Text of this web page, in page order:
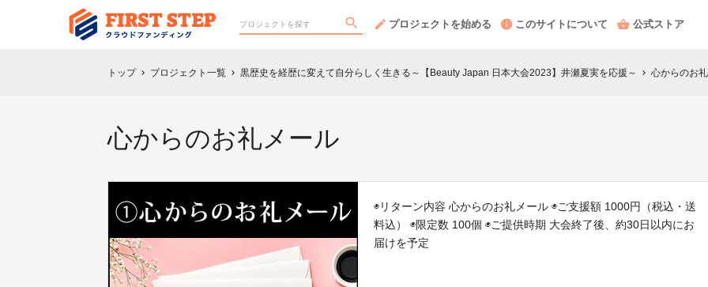
プロジェクトを始める このサイトについて 公式ストア
トップ chevron_right プロジェクト一覧 chevron_right 黒歴史を経歴に変えて自分らしく生きる～【Beauty Japan 日本大会2023】井瀬夏実を応援～ chevron_right 心からのお
心からのお礼メール
◉リターン内容 心からのお礼メール ◉ご支援額 1000円（税込・送
料込） ◉限定数 100個 ◉ご提供時期 大会終了後、約30日以内にお
届けを予定